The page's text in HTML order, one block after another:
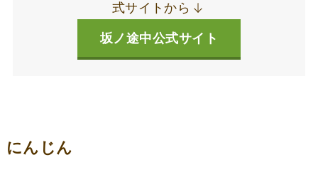
式サイトから
坂ノ途中公式サイト
にんじん